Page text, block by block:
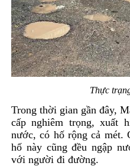
Thực
Trong thời gian gần đây,
cấp nghiêm trọng, xuất
nước, có hố rộng cả mét.
hố này cũng đều ngập
với người đi đường.